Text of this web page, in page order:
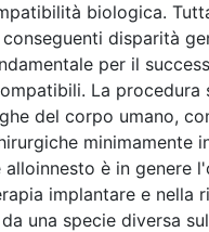
biologica.
disparità
per il
La procedura
del corpo umano,
minimamente
è in genere
implantare e nella
una specie diversa